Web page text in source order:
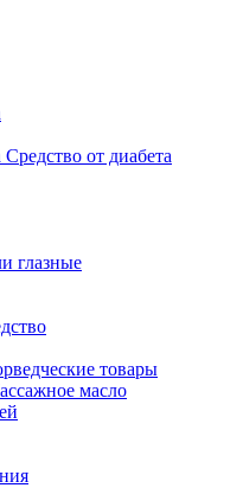
Средство от диабета
глазные
товары
масло